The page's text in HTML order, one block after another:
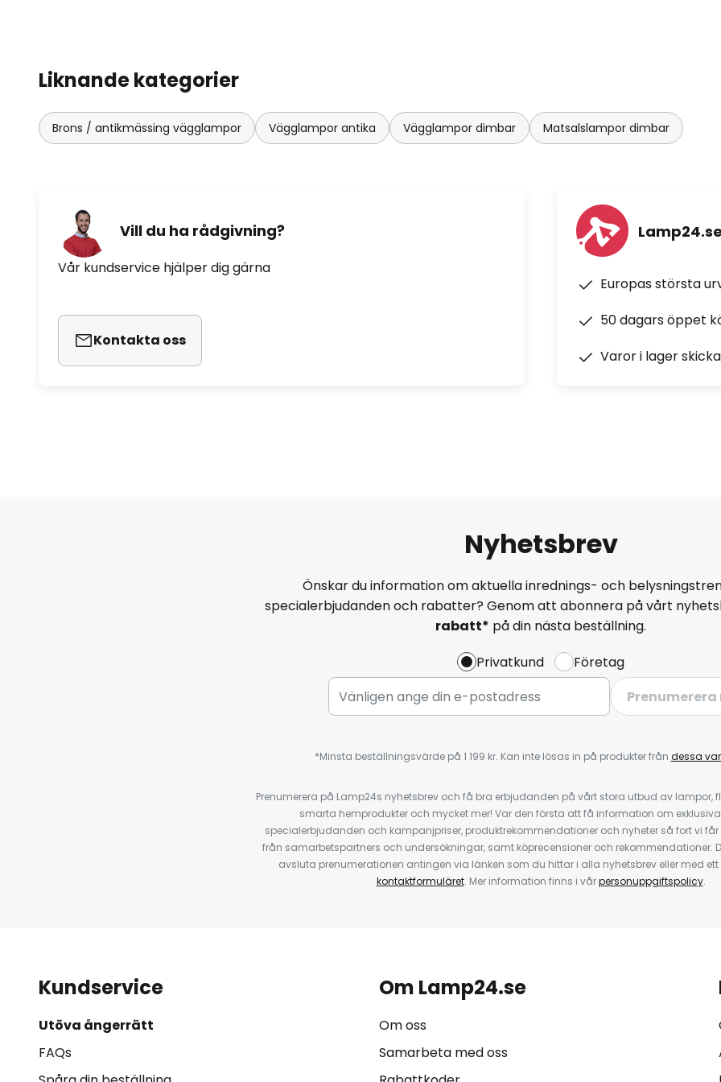
Liknande kategorier
Brons / antikmässing vägglampor Vägglampor antika Vägglampor dimbar Matsalslampor dimbar
Vill du ha rådgivning?
Vår kundservice hjälper dig gärna
Kontakta oss
Europas största
50 dagars öppet
Varor i lager
Nyhetsbrev
Önskar du information om aktuella inrednings- och
specialerbjudanden och rabatter? Genom att abonnera på vårt
rabatt* på din nästa beställning.
Privatkund
Företag
Prenumerera
*Minsta beställningsvärde på 1 199 kr. Kan inte lösas in på produkter från dessa
Prenumerera på Lamp24s nyhetsbrev och få bra erbjudanden på vårt stora utbud av lampor,
smarta hemprodukter och mycket mer! Var den första att få information om
specialerbjudanden och kampanjpriser, produktrekommendationer och nyheter så fort vi
från samarbetspartners och undersökningar, samt köprecensioner och rekommendationer.
avsluta prenumerationen antingen via länken som du hittar i alla nyhetsbrev eller med
kontaktformuläret. Mer information finns i vårpersonuppgiftspolicy.
Kundservice
Utöva ångerrätt
FAQs
Om Lamp24.se
Om oss
Samarbeta med oss